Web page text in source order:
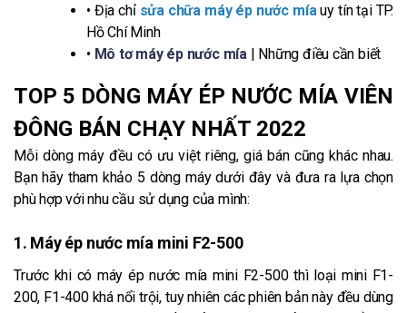
• Địa chỉ sửa chữa máy ép nước mía uy tín tại TP.
Hồ Chí Minh
• Mô tơ máy ép nước mía | Những điều cần biết
TOP 5 DÒNG MÁY ÉP NƯỚC MÍA VIÊN
ĐÔNG BÁN CHẠY NHẤT 2022
Mỗi dòng máy đều có ưu việt riêng, giá bán cũng khác nhau.
Bạn hãy tham khảo 5 dòng máy dưới đây và đưa ra lựa chọn
phù hợp với nhu cầu sử dụng của mình:
1. Máy ép nước mía mini F2-500
Trước khi có máy ép nước mía mini F2-500 thì loại mini F1-
200, F1-400 khá nổi trội, tuy nhiên các phiên bản này đều dùng